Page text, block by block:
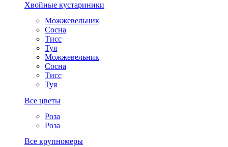
Хвойные кустариники
Можжевельник
Сосна
Тисс
Туя
Можжевельник
Сосна
Тисс
Туя
Все цветы
Роза
Роза
Все крупномеры